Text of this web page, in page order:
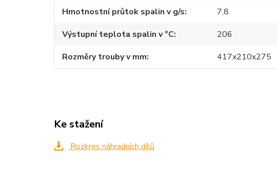
Hmotnostní průtok spalin v g/s
7,8
Výstupní teplota spalin v °C
206
Rozměry trouby v mm
417x210x275
Ke stažení
Rozkres náhradních dílů